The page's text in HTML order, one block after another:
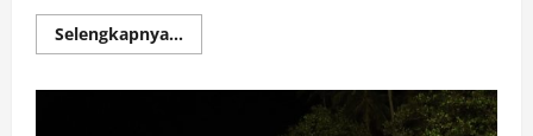
Selengkapnya...Read
more